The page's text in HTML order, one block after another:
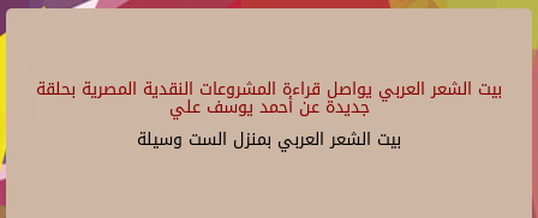
بيت الشعر العربي يواصل قراءة المشروعات النقدية المصرية بحلقة
جديدة عن أحمد يوسف علي
بيت الشعر العربي بمنزل الست وسيلة